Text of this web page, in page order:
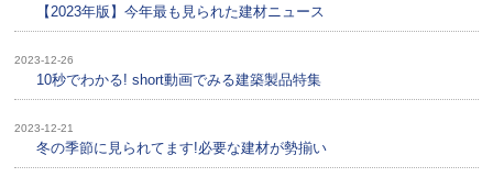
【2023年版】今年最も見られた建材ニュース
2023-12-26
10秒でわかる! short動画でみる建築製品特集
2023-12-21
冬の季節に見られてます!必要な建材が勢揃い